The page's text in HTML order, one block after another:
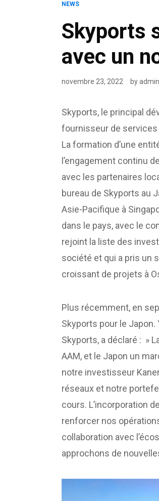
NEWS
Skyports
avec un
novembre 23, 2022 byadmin
Skyports, le principal
fournisseur de services
La formation d’une
l’engagement continu
avec les partenaires
bureau de Skyports au
Asie-Pacifique à
dans le pays, avec le
rejoint la liste des
société et qui a pris un
croissant de projets à
Plus récemment, en
Skyports pour le Japon.
Skyports, a déclaré : »
AAM, et le Japon un
notre investisseur
réseaux et notre
cours. L’incorporation
renforcer nos
collaboration avec
approchons de